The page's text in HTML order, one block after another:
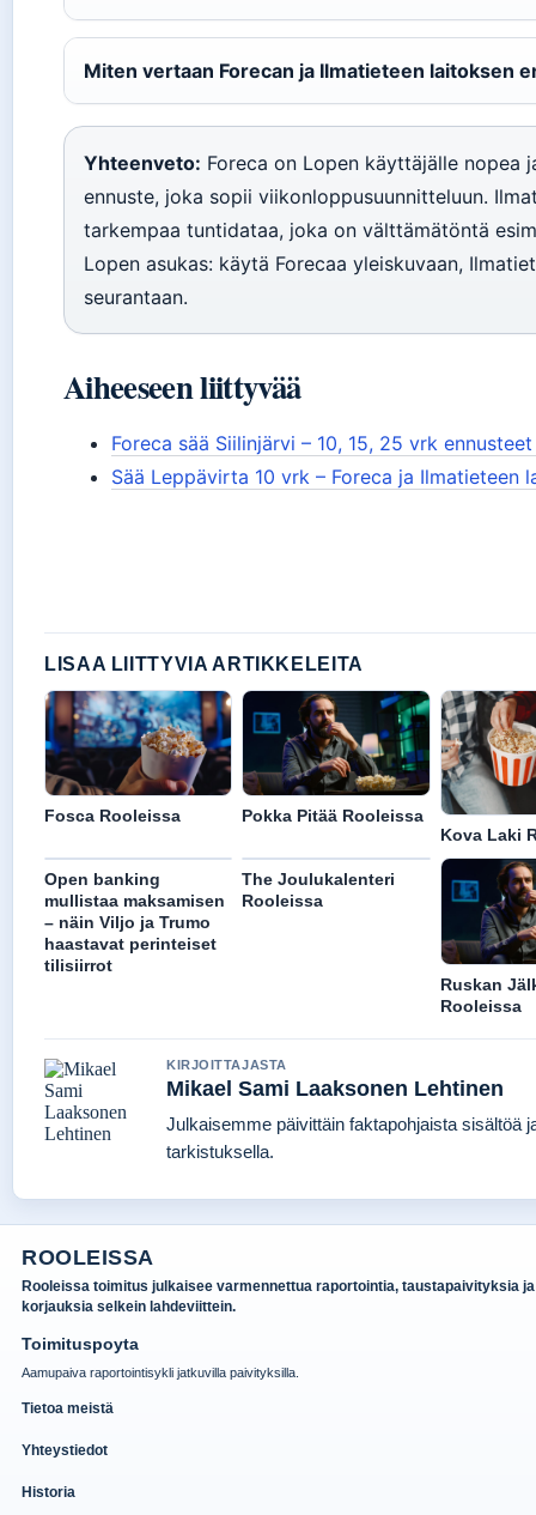
Miten vertaan Forecan ja Ilmatieteen laitoksen
Yhteenveto: Foreca on Lopen käyttäjälle nopea
ennuste, joka sopii viikonloppusuunnitteluun.
tarkempaa tuntidataa, joka on välttämätöntä
Lopen asukas: käytä Forecaa yleiskuvaan,
seurantaan.
Aiheeseen liittyvää
Foreca sää Siilinjärvi – 10, 15, 25 vrk
Sää Leppävirta 10 vrk – Foreca ja Ilmatieteen
LISAA LIITTYVIA ARTIKKELEITA
Fosca Rooleissa
Pokka Pitää Rooleissa
Kova Laki
Open banking
mullistaa maksamisen
– näin Viljo ja Trumo
haastavat perinteiset
tilisiirrot
The Joulukalenteri
Rooleissa
Ruskan
Rooleissa
KIRJOITTAJASTA
Mikael Sami Laaksonen Lehtinen
Julkaisemme päivittäin faktapohjaista sisältöä
tarkistuksella.
ROOLEISSA
Rooleissa toimitus julkaisee varmennettua raportointia, taustapaivityksia ja
korjauksia selkein lahdeviittein.
Toimituspoyta
Aamupaiva raportointisykli jatkuvilla paivityksilla.
Tietoa meistä
Yhteystiedot
Historia